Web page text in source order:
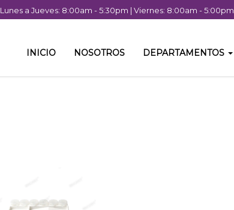
Lunes a Jueves: 8:00am - 5:30pm | Viernes: 8:00am - 5:00pm
INICIO NOSOTROS DEPARTAMENTOS